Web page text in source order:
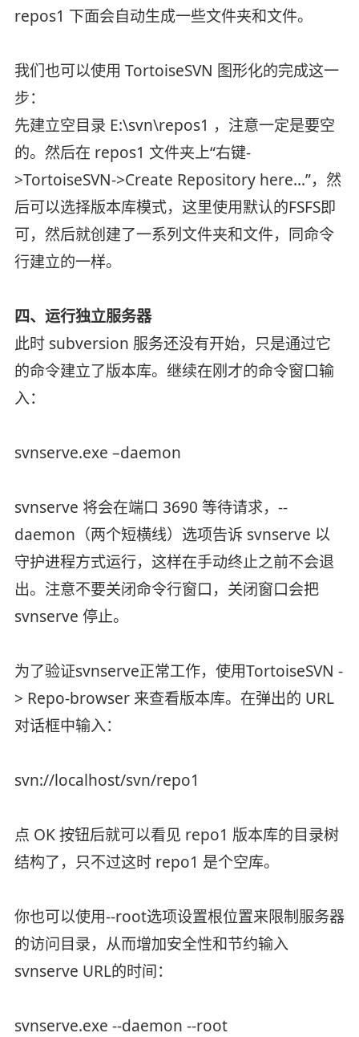
repos1 下面会自动生成一些文件夹和文件。
我们也可以使用 TortoiseSVN 图形化的完成这一
步：
先建立空目录 E:\svn\repos1 ，注意一定是要空
的。然后在 repos1 文件夹上“右键-
>TortoiseSVN->Create Repository here...”，然
后可以选择版本库模式，这里使用默认的FSFS即
可，然后就创建了一系列文件夹和文件，同命令
行建立的一样。
四、运行独立服务器
此时 subversion 服务还没有开始，只是通过它
的命令建立了版本库。继续在刚才的命令窗口输
入：
svnserve.exe –daemon
svnserve 将会在端口 3690 等待请求，--
daemon（两个短横线）选项告诉 svnserve 以
守护进程方式运行，这样在手动终止之前不会退
出。注意不要关闭命令行窗口，关闭窗口会把
svnserve 停止。
为了验证svnserve正常工作，使用TortoiseSVN -
> Repo-browser 来查看版本库。在弹出的 URL
对话框中输入：
svn://localhost/svn/repo1
点 OK 按钮后就可以看见 repo1 版本库的目录树
结构了，只不过这时 repo1 是个空库。
你也可以使用--root选项设置根位置来限制服务器
的访问目录，从而增加安全性和节约输入
svnserve URL的时间：
svnserve.exe --daemon --root